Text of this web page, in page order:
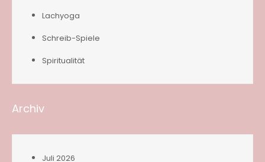
Lachyoga
Schreib-Spiele
Spiritualität
Archiv
Juli 2026